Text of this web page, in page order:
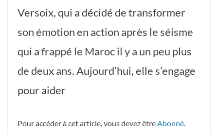
Versoix, qui a décidé de transformer
son émotion en action après le séisme
qui a frappé le Maroc il y a un peu plus
de deux ans. Aujourd’hui, elle s’engage
pour aider
Pour accéder à cet article, vous devez être Abonné